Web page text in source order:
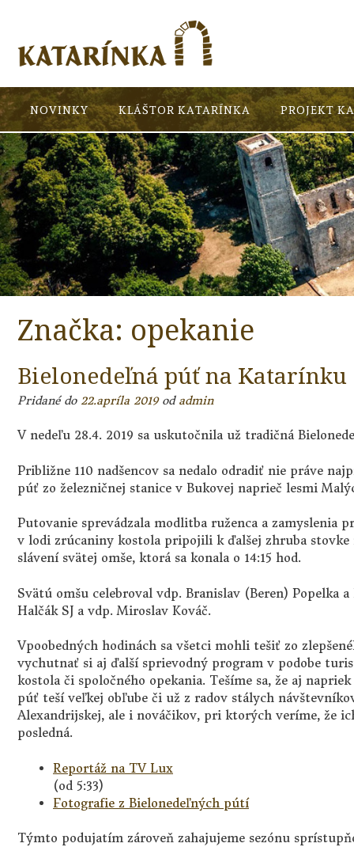
NOVINKY KLÁŠTOR KATARÍNKA PROJEKT
Značka: opekanie
Bielonedeľná púť na Katarínku
Pridané do 22.apríla 2019od admin
V nedeľu 28.4. 2019 sa uskutočnila už tradičná
Približne 110 nadšencov sa nedalo odradiť nie práve
púť zo železničnej stanice v Bukovej naprieč lesmi
Putovanie sprevádzala modlitba ruženca a zamyslenia
v lodi zrúcaniny kostola pripojili k ďalšej zhruba
slávení svätej omše, ktorá sa konala o 14:15 hod.
Svätú omšu celebroval vdp. Branislav (Beren) Popelka
Halčák SJ a vdp. Miroslav Kováč.
Vpoobedných hodinách sa všetci mohli tešiť zo
vychutnať si aj ďalší sprievodný program v podobe
kostola či spoločného opekania. Tešíme sa, že aj
púť teší veľkej obľube či už z radov stálych
Alexandrijskej, ale i nováčikov, pri ktorých veríme, že
posledná.
Reportáž na TV Lux
(od 5:33)
Fotografie z Bielonedeľných pútí
Týmto podujatím zároveň zahajujeme sezónu